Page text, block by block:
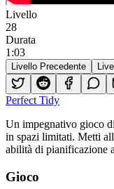
Livello
28
Durata
1 :03
Livello Precedente
Perfect Tidy
Un impegnativo gioco
in spazi limitati. Metti
abilità di pianificazione
Gioco